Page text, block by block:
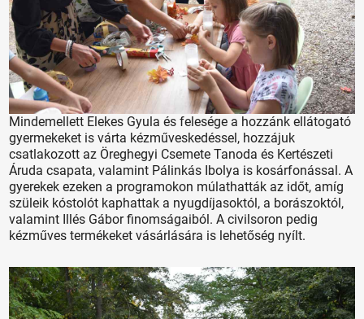
Mindemellett Elekes Gyula és felesége a hozzánk ellátogató
gyermekeket is várta kézműveskedéssel, hozzájuk
csatlakozott az Öreghegyi Csemete Tanoda és Kertészeti
Áruda csapata, valamint Pálinkás Ibolya is kosárfonással. A
gyerekek ezeken a programokon múlathatták az időt, amíg
szüleik kóstolót kaphattak a nyugdíjasoktól, a borászoktól,
valamint Illés Gábor finomságaiból. A civilsoron pedig
kézműves termékeket vásárlására is lehetőség nyílt.